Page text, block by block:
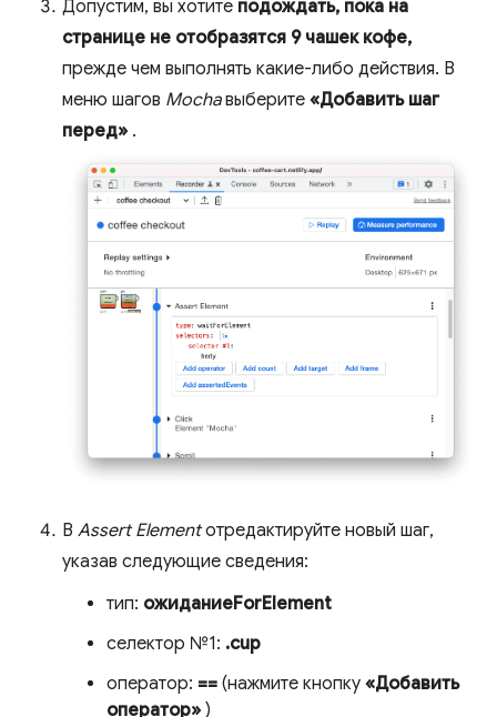
Допустим, вы хотите подождать, пока на
странице не отобразятся 9 чашек кофе,
прежде чем выполнять какие-либо действия. В
меню шагов Mochaвыберите «Добавить шаг
перед» .
В Assert Elementотредактируйте новый шаг,
указав следующие сведения:
тип: ожиданиеForElement
селектор №1: .cup
оператор: == (нажмите кнопку «Добавить
оператор» )